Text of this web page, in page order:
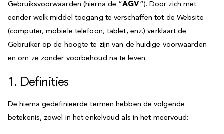
Gebruiksvoorwaarden (hierna de “AGV “). Door zich met
eender welk middel toegang te verschaffen tot de Website
(computer, mobiele telefoon, tablet, enz.) verklaart de
Gebruiker op de hoogte te zijn van de huidige voorwaarden
en om ze zonder voorbehoud na te leven.
1. Definities
De hierna gedefinieerde termen hebben de volgende
betekenis, zowel in het enkelvoud als in het meervoud: